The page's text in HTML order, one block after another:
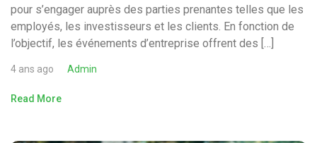
pour s’engager auprès des parties prenantes telles que les
employés, les investisseurs et les clients. En fonction de
l’objectif, les événements d’entreprise offrent des […]
4 ans ago Admin
Read More